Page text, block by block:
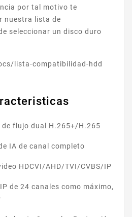
por tal motivo te
nuestra lista de
seleccionar un disco duro
lista-compatibilidad-hdd
de flujo dual H.265+/H.265
IA de canal completo
HDCVI/AHD/TVI/CVBS/IP
de 24 canales como máximo,